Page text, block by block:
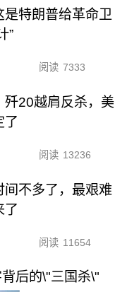
是特朗普给革命卫
”
阅读 7333
歼20越肩反杀，美
了
阅读 13236
间不多了，最艰难
了
阅读 11654
后的\"三国杀\"